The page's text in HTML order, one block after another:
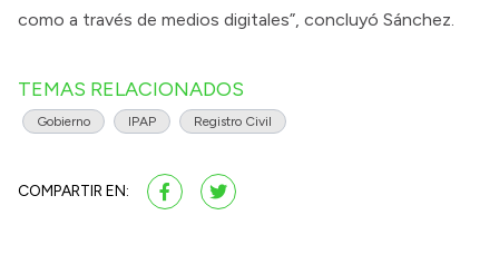
como a través de medios digitales”, concluyó Sánchez.
TEMAS RELACIONADOS
Gobierno IPAP Registro Civil
COMPARTIR EN: